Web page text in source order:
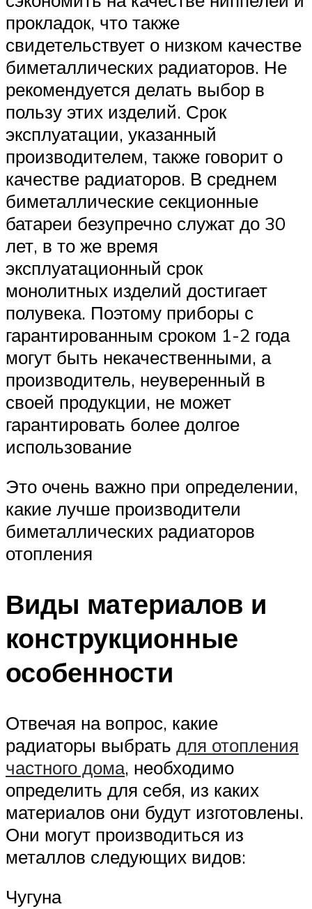
прокладок, что также
свидетельствует о низком качестве
биметаллических радиаторов. Не
рекомендуется делать выбор в
пользу этих изделий. Срок
эксплуатации, указанный
производителем, также говорит о
качестве радиаторов. В среднем
биметаллические секционные
батареи безупречно служат до 30
лет, в то же время
эксплуатационный срок
монолитных изделий достигает
полувека. Поэтому приборы с
гарантированным сроком 1-2 года
могут быть некачественными, а
производитель, неуверенный в
своей продукции, не может
гарантировать более долгое
использование
Это очень важно при определении,
какие лучше производители
биметаллических радиаторов
отопления
Виды материалов и
конструкционные
особенности
Отвечая на вопрос, какие
радиаторы выбрать для отопления
частного дома, необходимо
определить для себя, из каких
материалов они будут изготовлены.
Они могут производиться из
металлов следующих видов:
Чугуна